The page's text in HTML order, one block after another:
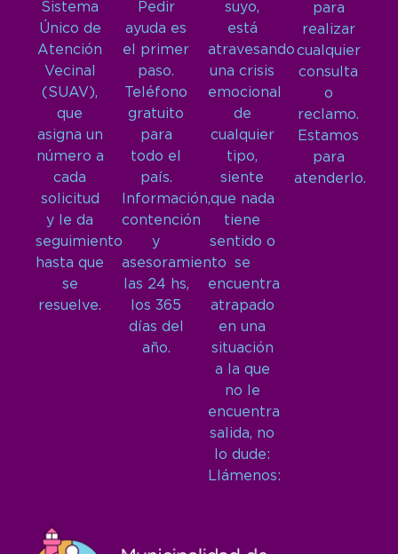
Sistema
Único de
Atención
Vecinal
(SUAV),
que
asigna un
número a
cada
solicitud
y le da
seguimiento
hasta que
se
resuelve.
Pedir
ayuda es
el primer
paso.
Teléfono
gratuito
para
todo el
país.
Información,
contención
y
asesoramiento
las 24 hs,
los 365
días del
año.
suyo,
está
atravesando
una crisis
emocional
de
cualquier
tipo,
siente
que nada
tiene
sentido o
se
encuentra
atrapado
en una
situación
a la que
no le
encuentra
salida, no
lo dude:
Llámenos:
para
realizar
cualquier
consulta
o
reclamo.
Estamos
para
atenderlo.